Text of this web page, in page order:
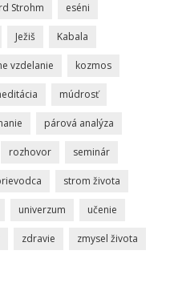
Strohm eséni
Ježiš Kabala
vzdelanie kozmos
múdrosť
párová analýza
rozhovor seminár
strom života
univerzum učenie
zdravie zmysel života